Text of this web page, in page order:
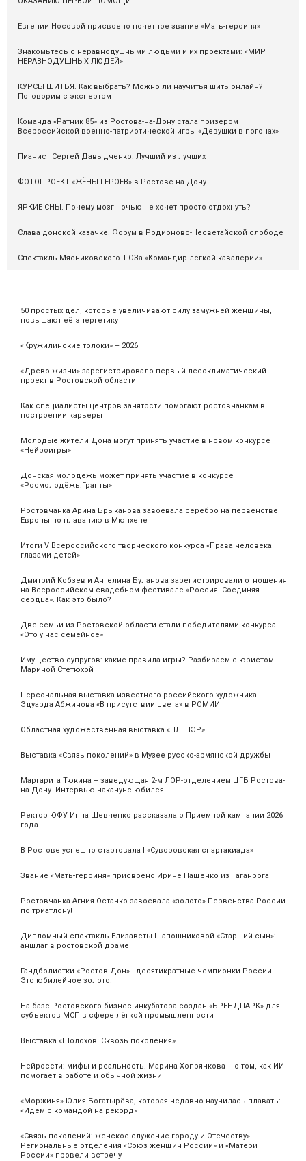
50 простых дел, которые увеличивают силу замужней женщины,
повышают её энергетику
«Кружилинские толоки» – 2026
«Древо жизни» зарегистрировало первый лесоклиматический
проект в Ростовской области
Как специалисты центров занятости помогают ростовчанкам в
построении карьеры
Молодые жители Дона могут принять участие в новом конкурсе
«Нейроигры»
Донская молодёжь может принять участие в конкурсе
«Росмолодёжь.Гранты»
Ростовчанка Арина Брыканова завоевала серебро на первенстве
Европы по плаванию в Мюнхене
Итоги V Всероссийского творческого конкурса «Права человека
глазами детей»
Дмитрий Кобзев и Ангелина Буланова зарегистрировали отношения
на Всероссийском свадебном фестивале «Россия. Соединяя
сердца». Как это было?
Две семьи из Ростовской области стали победителями конкурса
«Это у нас семейное»
Имущество супругов: какие правила игры? Разбираем с юристом
Мариной Стетюхой
Персональная выставка известного российского художника
Эдуарда Абжинова «В присутствии цвета» в РОМИИ
Областная художественная выставка «ПЛЕНЭР»
Выставка «Связь поколений» в Музее русско-армянской дружбы
Маргарита Тюкина – заведующая 2-м ЛОР-отделением ЦГБ Ростова-
на-Дону. Интервью накануне юбилея
Ректор ЮФУ Инна Шевченко рассказала о Приемной кампании 2026
года
В Ростове успешно стартовала I «Суворовская спартакиада»
Звание «Мать‑героиня» присвоено Ирине Пащенко из Таганрога
Ростовчанка Агния Останко завоевала «золото» Первенства России
по триатлону!
Дипломный спектакль Елизаветы Шапошниковой «Старший сын»:
аншлаг в ростовской драме
Гандболистки «Ростов-Дон» - десятикратные чемпионки России!
Это юбилейное золото!
На базе Ростовского бизнес-инкубатора создан «БРЕНДПАРК» для
субъектов МСП в сфере лёгкой промышленности
Выставка «Шолохов. Сквозь поколения»
Нейросети: мифы и реальность. Марина Хопрячкова – о том, как ИИ
помогает в работе и обычной жизни
«Моржиня» Юлия Богатырёва, которая недавно научилась плавать:
«Идём с командой на рекорд»
«Связь поколений: женское служение городу и Отечеству» –
Региональные отделения «Союз женщин России» и «Матери
России» провели встречу
Евгении Носовой присвоено почетное звание «Мать-героиня»
Знакомьтесь с неравнодушными людьми и их проектами: «МИР
НЕРАВНОДУШНЫХ ЛЮДЕЙ»
КУРСЫ ШИТЬЯ. Как выбрать? Можно ли научитья шить онлайн?
Поговорим с экспертом
Команда «Ратник 85» из Ростова-на-Дону стала призером
Всероссийской военно-патриотической игры «Девушки в погонах»
Пианист Сергей Давыдченко. Лучший из лучших
ФОТОПРОЕКТ «ЖЁНЫ ГЕРОЕВ» в Ростове-на-Дону
ЯРКИЕ СНЫ. Почему мозг ночью не хочет просто отдохнуть?
Слава донской казачке! Форум в Родионово-Несветайской слободе
Спектакль Мясниковского ТЮЗа «Командир лёгкой кавалерии»